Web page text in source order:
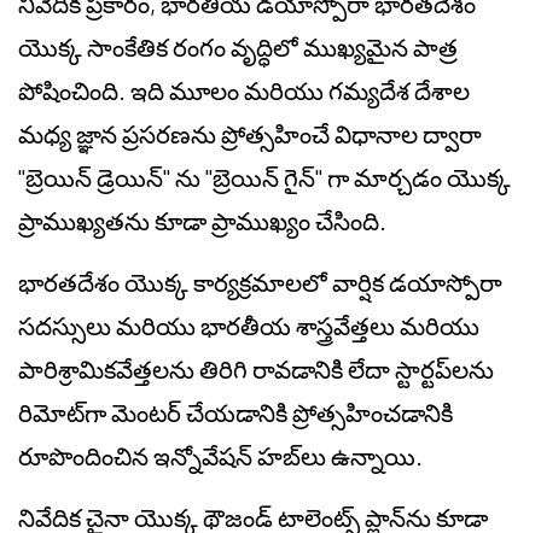
యొక్క సాంకేతిక రంగం వృద్ధిలో ముఖ్యమైన పాత్ర
పోషించింది. ఇది మూలం మరియు గమ్యదేశ దేశాల
మధ్య జ్ఞాన ప్రసరణను ప్రోత్సహించే విధానాల ద్వారా
"బ్రెయిన్ డ్రెయిన్" ను "బ్రెయిన్ గైన్" గా మార్చడం యొక్క
ప్రాముఖ్యతను కూడా ప్రాముఖ్యం చేసింది.
భారతదేశం యొక్క కార్యక్రమాలలో వార్షిక డయాస్పోరా
సదస్సులు మరియు భారతీయ శాస్త్రవేత్తలు మరియు
పారిశ్రామికవేత్తలను తిరిగి రావడానికి లేదా స్టార్టప్‌లను
రిమోట్‌గా మెంటర్ చేయడానికి ప్రోత్సహించడానికి
రూపొందించిన ఇన్నోవేషన్ హబ్‌లు ఉన్నాయి.
నివేదిక చైనా యొక్క థౌజండ్ టాలెంట్స్ ప్లాన్‌ను కూడా